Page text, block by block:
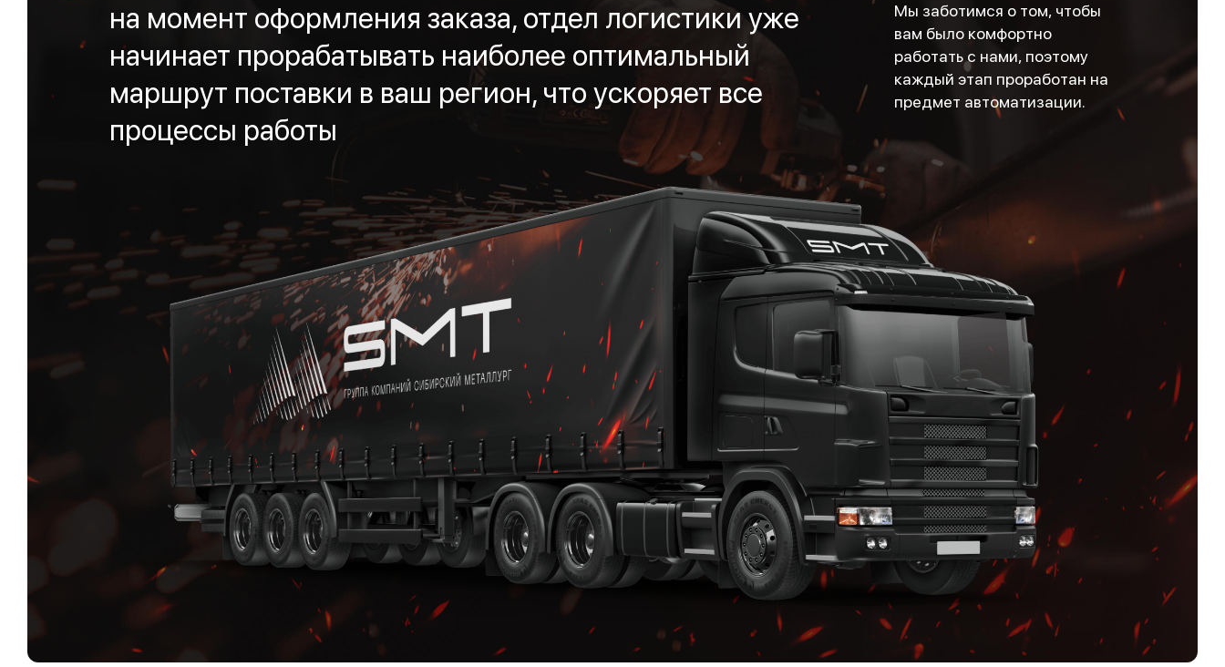
на момент оформления заказа, отдел логистики уже
начинает прорабатывать наиболее оптимальный
маршрут поставки в ваш регион, что ускоряет все
процессы работы
Мы заботимся о том, чтобы
вам было комфортно
работать с нами, поэтому
каждый этап проработан на
предмет автоматизации.